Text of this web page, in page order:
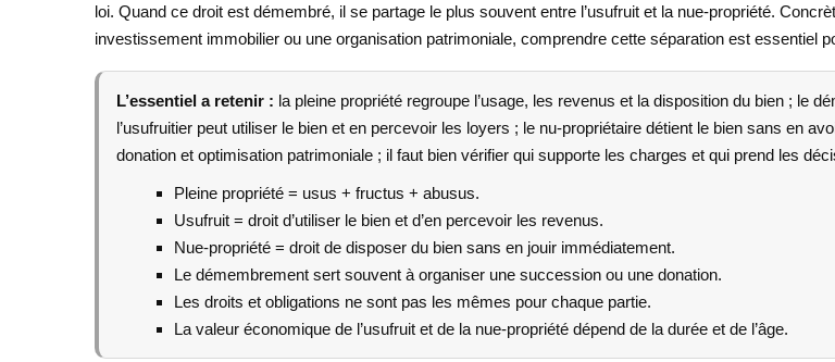
loi. Quand ce droit est démembré, il se partage le plus souvent entre l’usufruit et la nue-propriété.
investissement immobilier ou une organisation patrimoniale, comprendre cette séparation est essentiel
L’essentiel a retenir : la pleine propriété regroupe l’usage, les revenus et la disposition du bien ; le
l’usufruitier peut utiliser le bien et en percevoir les loyers ; le nu-propriétaire détient le bien sans en
donation et optimisation patrimoniale ; il faut bien vérifier qui supporte les charges et qui prend les
Pleine propriété = usus + fructus + abusus.
Usufruit = droit d’utiliser le bien et d’en percevoir les revenus.
Nue-propriété = droit de disposer du bien sans en jouir immédiatement.
Le démembrement sert souvent à organiser une succession ou une donation.
Les droits et obligations ne sont pas les mêmes pour chaque partie.
La valeur économique de l’usufruit et de la nue-propriété dépend de la durée et de l’âge.